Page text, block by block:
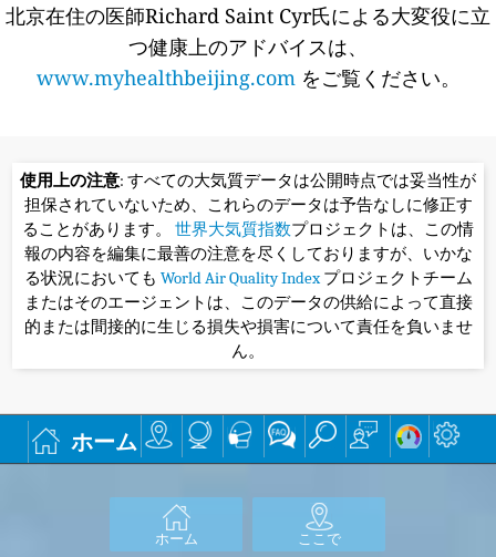
北京在住の医師Richard Saint Cyr氏による大変役に立
つ健康上のアドバイスは、
www.myhealthbeijing.com をご覧ください。
使用上の注意: すべての大気質データは公開時点では妥当性が
担保されていないため、これらのデータは予告なしに修正す
ることがあります。 世界大気質指数プロジェクトは、この情
報の内容を編集に最善の注意を尽くしておりますが、いかな
る状況においても World Air Quality Indexプロジェクトチーム
またはそのエージェントは、このデータの供給によって直接
的または間接的に生じる損失や損害について責任を負いませ
ん。
ホーム
ホーム ここで